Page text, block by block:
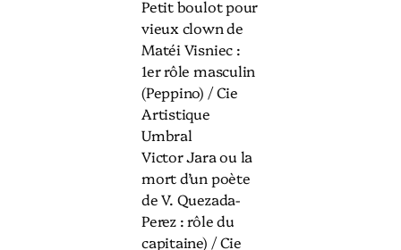
Petit boulot pour
vieux clown de
Matéi Visniec :
1er rôle masculin
(Peppino) / Cie
Artistique
Umbral
Victor Jara ou la
mort d’un poète
de V. Quezada-
Perez : rôle du
capitaine) / Cie